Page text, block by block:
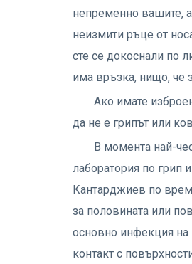
непременно вашите, а
неизмити ръце от
сте се докоснали по
има връзка, нищо, че
Ако имате
да не е грипът или
В момента най-
лаборатория по грип
Кантарджиев по
за половината или
основно инфекция на
контакт с